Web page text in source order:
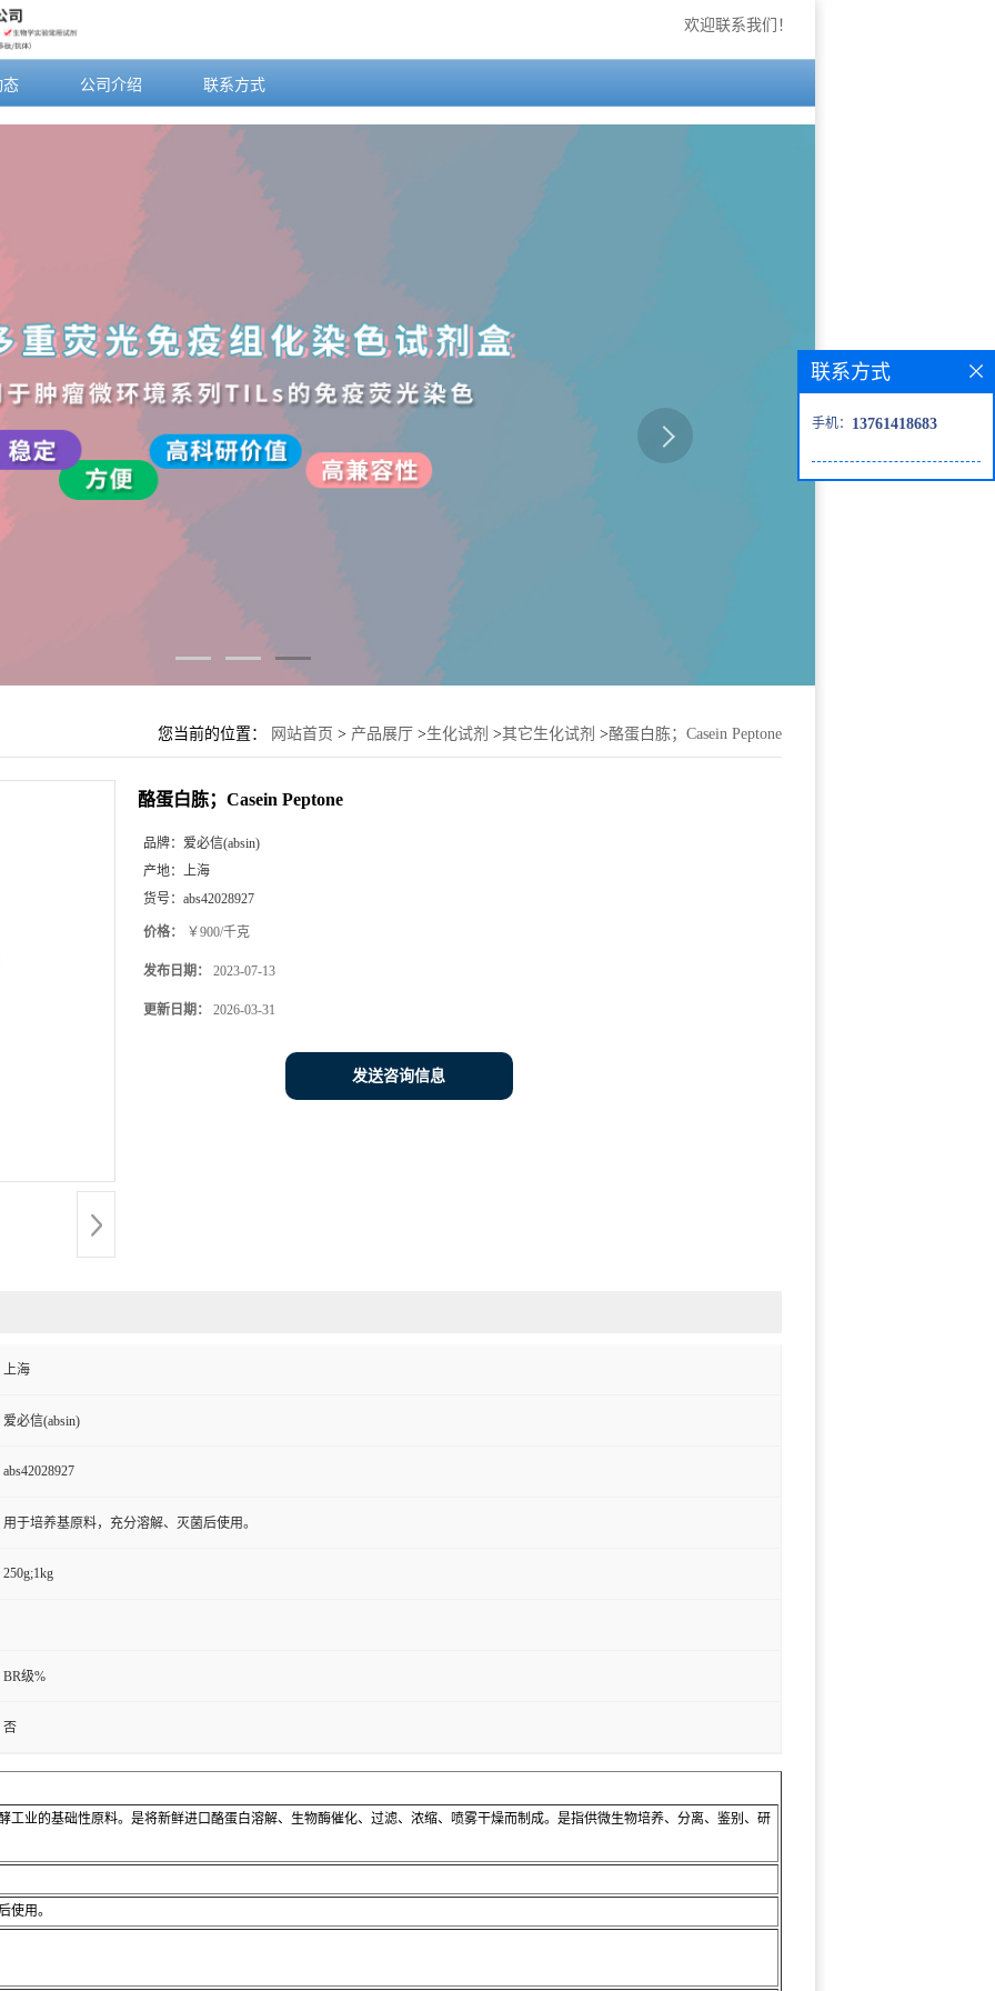
欢迎联系我们！
态 公司介绍 联系方式
您当前的位置： 网站首页 > 产品展厅 >生化试剂 >其它生化试剂 >酪蛋白胨；Casein Peptone
酪蛋白胨；Casein Peptone
品牌： 爱必信(absin)
产地： 上海
货号： abs42028927
价格： ￥900/千克
发布日期： 2023-07-13
更新日期： 2026-03-31
发送咨询信息
上海
爱必信(absin)
abs42028927
用于培养基原料，充分溶解、灭菌后使用。
250g;1kg
BR级%
否
工业的基础性原料。是将新鲜进口酪蛋白溶解、生物酶催化、过滤、浓缩、喷雾干燥而制成。是指供微生物培养、分离、鉴别、研
使用。
联系方式
手机： 13761418683